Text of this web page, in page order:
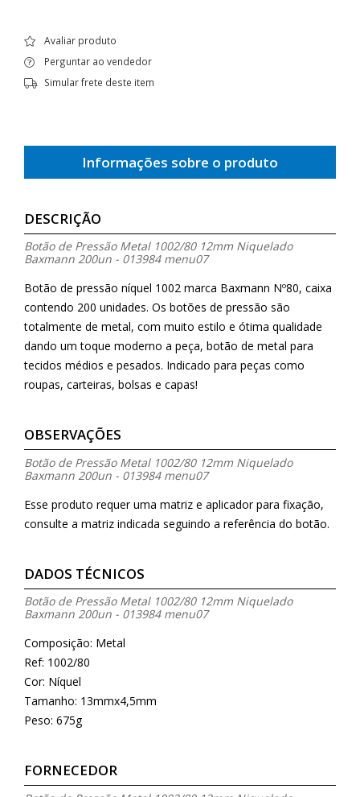
Avaliar produto
Perguntar ao vendedor
Simular frete deste item
Informações sobre o produto
DESCRIÇÃO
Botão de Pressão Metal 1002/80 12mm Niquelado
Baxmann 200un - 013984 menu07
Botão de pressão níquel 1002 marca Baxmann Nº80, caixa
contendo 200 unidades. Os botões de pressão são
totalmente de metal, com muito estilo e ótima qualidade
dando um toque moderno a peça, botão de metal para
tecidos médios e pesados. Indicado para peças como
roupas, carteiras, bolsas e capas!
OBSERVAÇÕES
Botão de Pressão Metal 1002/80 12mm Niquelado
Baxmann 200un - 013984 menu07
Esse produto requer uma matriz e aplicador para fixação,
consulte a matriz indicada seguindo a referência do botão.
DADOS TÉCNICOS
Botão de Pressão Metal 1002/80 12mm Niquelado
Baxmann 200un - 013984 menu07
Composição: Metal
Ref: 1002/80
Cor: Níquel
Tamanho: 13mmx4,5mm
Peso: 675g
FORNECEDOR